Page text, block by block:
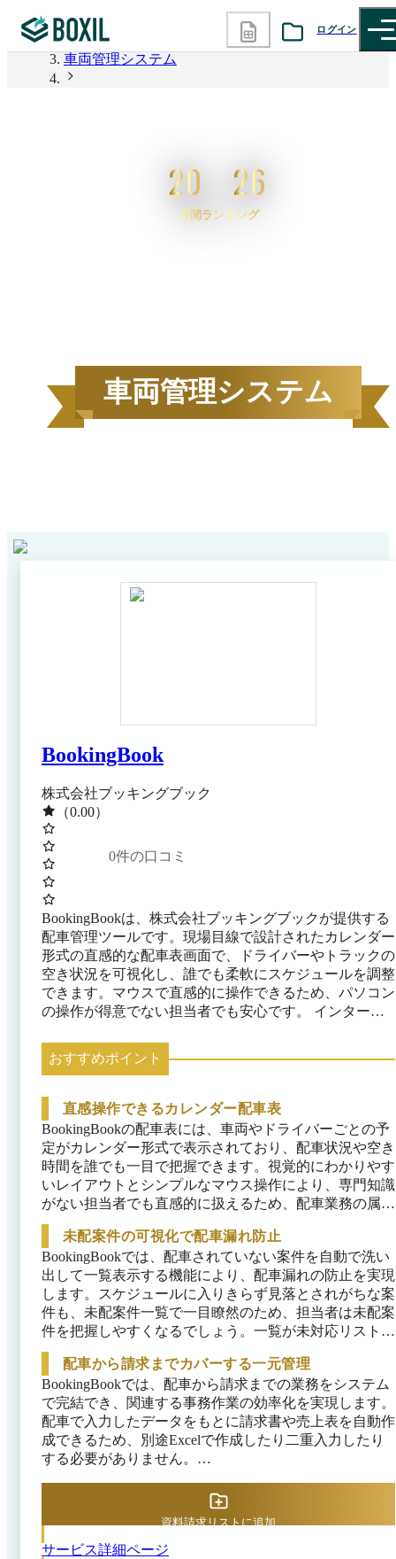
ログイン
BOXILの使い方ガイド 情報掲載をご希望の方へ
BOXIL
車両管理システム
20 26
月間ランキング
車両管理システム
BookingBook
株式会社ブッキングブック
（0.00）
0件の口コミ
BookingBookは、株式会社ブッキングブックが提供する
配車管理ツールです。現場目線で設計されたカレンダー
形式の直感的な配車表画面で、ドライバーやトラックの
空き状況を可視化し、誰でも柔軟にスケジュールを調整
できます。マウスで直感的に操作できるため、パソコン
の操作が得意でない担当者でも安心です。 インターネ
車表を管理できるため、チーム全体で最新の配車状況を
共有できます。これにより、従来は担当者個人に属人化
時でも円滑な引き継ぎが可能です。未配車の案件は一覧
表示されるため、配車漏れによる機会損失も防止できま
す。
おすすめポイント
直感操作できるカレンダー配車表
BookingBookの配車表には、車両やドライバーごとの予
定がカレンダー形式で表示されており、配車状況や空き
時間を誰でも一目で把握できます。視覚的にわかりやす
いレイアウトとシンプルなマウス操作により、専門知識
がない担当者でも直感的に扱えるため、配車業務の属人
化解消にも効果的です。
新規の運送依頼が入った場合でも、空き車両の有無を即
座に把握して対応可否を判断でき、顧客への回答スピー
ドが向上します。同じ配車表を複数の担当者が同時に管
理できるため、伝達のタイムラグがなく、急な依頼や変
更にもチーム全体で迅速に対応可能です。
未配案件の可視化で配車漏れ防止
BookingBookでは、配車されていない案件を自動で洗い
出して一覧表示する機能により、配車漏れの防止を実現
します。スケジュールに入りきらず見落とされがちな案
件も、未配案件一覧で一目瞭然のため、担当者は未配案
件を把握しやすくなるでしょう。一覧が未対応リストと
して機能するため、常に何を配車すべきかが明確にわか
ります。
一度配車が決まった案件は、未配案件リストから自動的
に除外されるため、常に最新の対応状況を把握可能で
す。
配車から請求までカバーする一元管理
BookingBookでは、配車から請求までの業務をシステム
で完結でき、関連する事務作業の効率化を実現します。
配車で入力したデータをもとに請求書や売上表を自動作
成できるため、別途Excelで作成したり二重入力したり
する必要がありません。
配車情報と請求内容や売上情報がシームレスにつながる
ことで、請求漏れや金額の転記ミスも防止できます。請
求データが共有されることで、経理担当者や配車担当者
などとの連携も円滑に行えるでしょう。
サービス詳細ページ
資料請求リストに追加